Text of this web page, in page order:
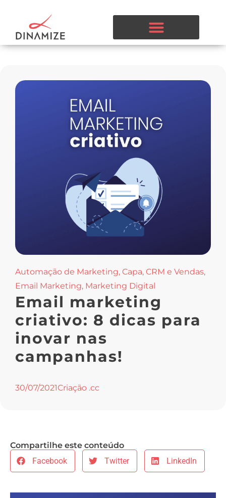
Automação de Marketing, Capa, CRM e Vendas,
Email Marketing, Marketing Digital
Email marketing
criativo: 8 dicas para
inovar nas
campanhas!
30/07/2021Criação .cc
Compartilhe este conteúdo
Facebook
Twitter LinkedIn